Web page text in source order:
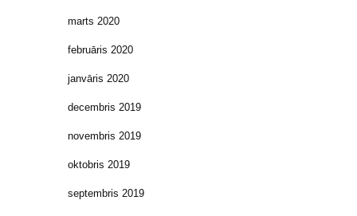
marts 2020
februāris 2020
janvāris 2020
decembris 2019
novembris 2019
oktobris 2019
septembris 2019